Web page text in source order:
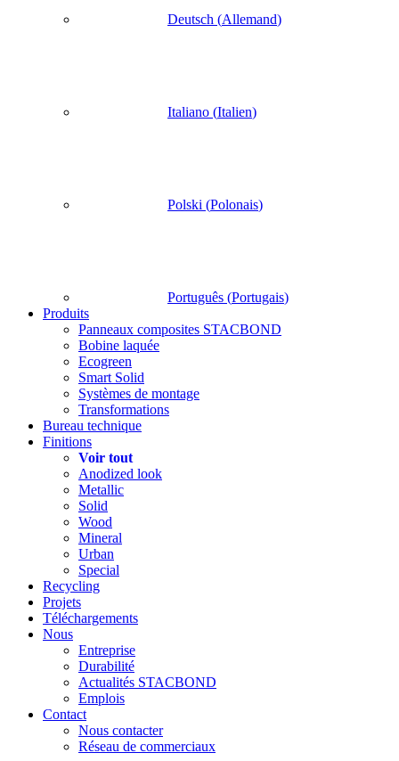
Deutsch (Allemand)
Italiano (Italien)
Polski (Polonais)
Português (Portugais)
Produits
Panneaux composites STACBOND
Bobine laquée
Ecogreen
Smart Solid
Systèmes de montage
Transformations
Bureau technique
Finitions
Voir tout
Anodized look
Metallic
Solid
Wood
Mineral
Urban
Special
Recycling
Projets
Téléchargements
Nous
Entreprise
Durabilité
Actualités STACBOND
Emplois
Contact
Nous contacter
Réseau de commerciaux